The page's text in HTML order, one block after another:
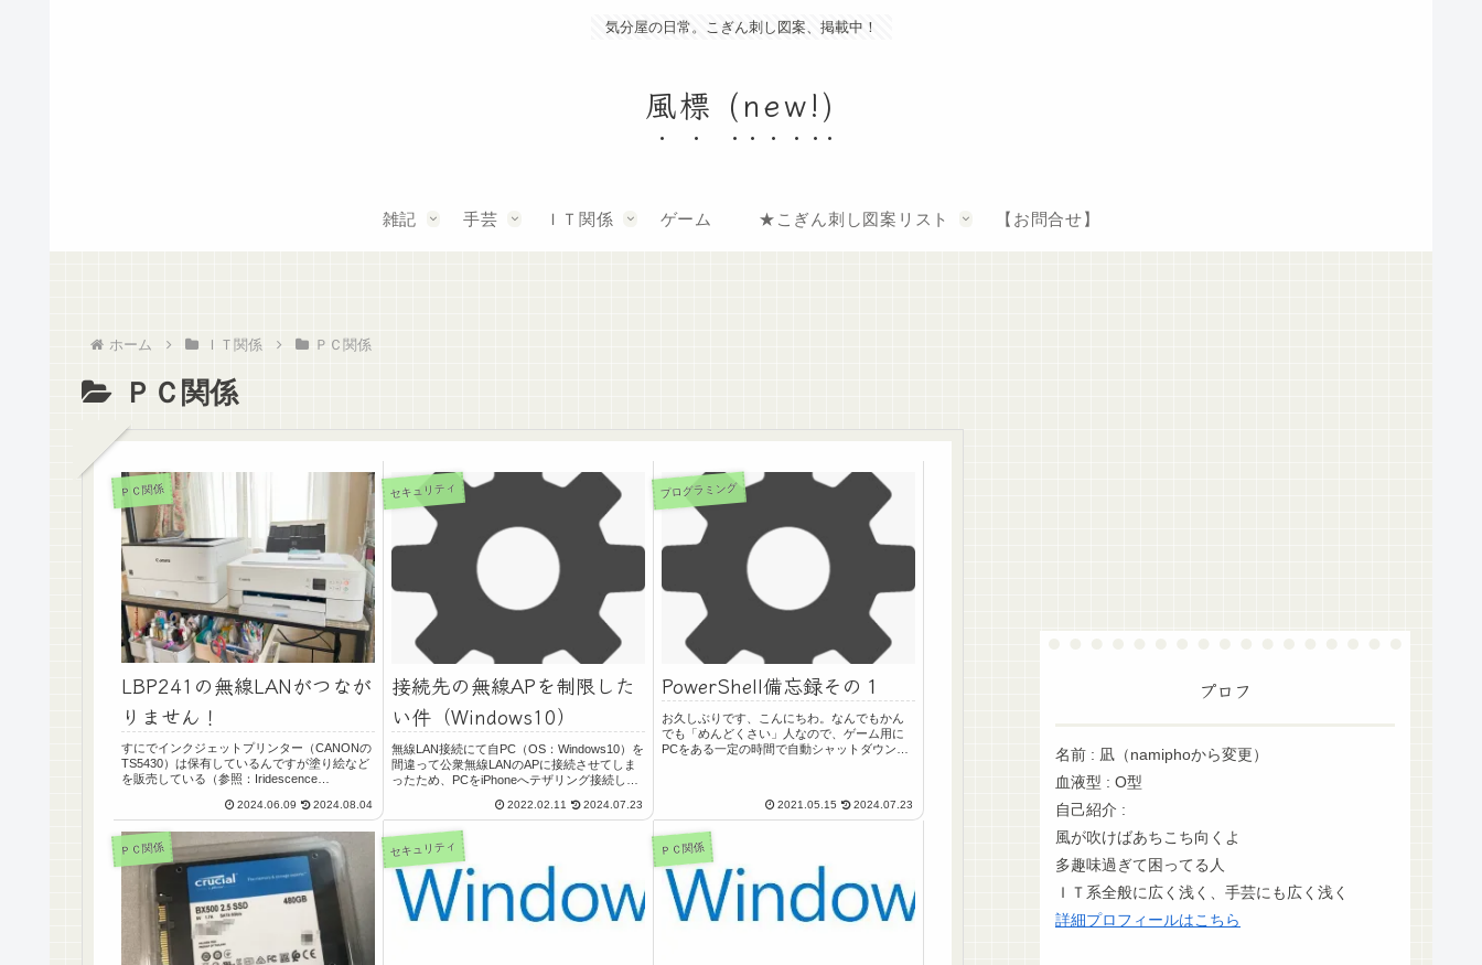
気分屋の日常。こぎん刺し図案、掲載中！
風標 (new!)
雑記 手芸 ＩＴ関係 ゲーム ★こぎん刺し図案リスト 【お問合せ】
ホーム ＩＴ関係 ＰＣ関係
ＰＣ関係
ＰＣ関係
LBP241の無線LANがつなが
りません！
すにでインクジェットプリンター（CANONの
TS5430）は保有しているんですが塗り絵など
を販売している（参照：Iridescence
ーのインクは、水彩絵の具や万年筆インクだ
と印字線が滲んで塗...
2024.06.09 2024.08.04
セキュリティ
接続先の無線APを制限した
い件（Windows10）
無線LAN接続にて自PC（OS：Windows10）を
間違って公衆無線LANのAPに接続させてしま
ったため、PCをiPhoneへテザリング接続して
た。公衆無線LANのAPは一回接続してしまう
2022.02.11 2024.07.23
プログラミング
PowerShell備忘録その１
お久しぶりです、こんにちわ。なんでもかん
でも「めんどくさい」人なので、ゲーム用に
PCをある一定の時間で自動シャットダウン。
2021.05.15 2024.07.23
ＰＣ関係 セキュリティ ＰＣ関係
プロフ
名前 : 凪（namiphoから変更）
血液型 : O型
自己紹介 :
風が吹けばあちこち向くよ
多趣味過ぎて困ってる人
ＩＴ系全般に広く浅く、手芸にも広く浅く
詳細プロフィールはこちら